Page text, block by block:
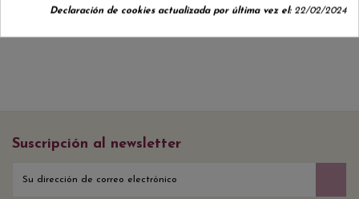
Suscripción al newsletter
Declaración de cookies actualizada por última vez el:22/02/2024